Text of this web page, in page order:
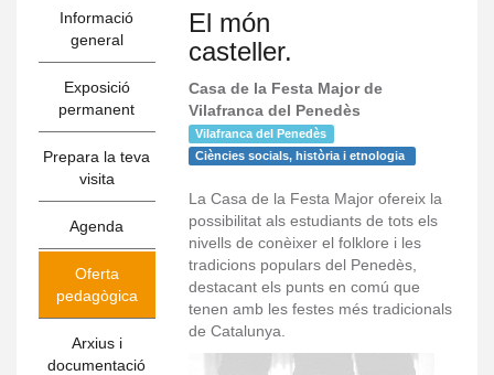
Informació
general
Exposició
permanent
Prepara la teva
visita
Agenda
Oferta
pedagògica
Arxius i
documentació
El món
casteller.
Casa de la Festa Major de
Vilafranca del Penedès
Vilafranca del Penedès
Ciències socials, història i etnologia
La Casa de la Festa Major ofereix la
possibilitat als estudiants de tots els
nivells de conèixer el folklore i les
tradicions populars del Penedès,
destacant els punts en comú que
tenen amb les festes més tradicionals
de Catalunya.